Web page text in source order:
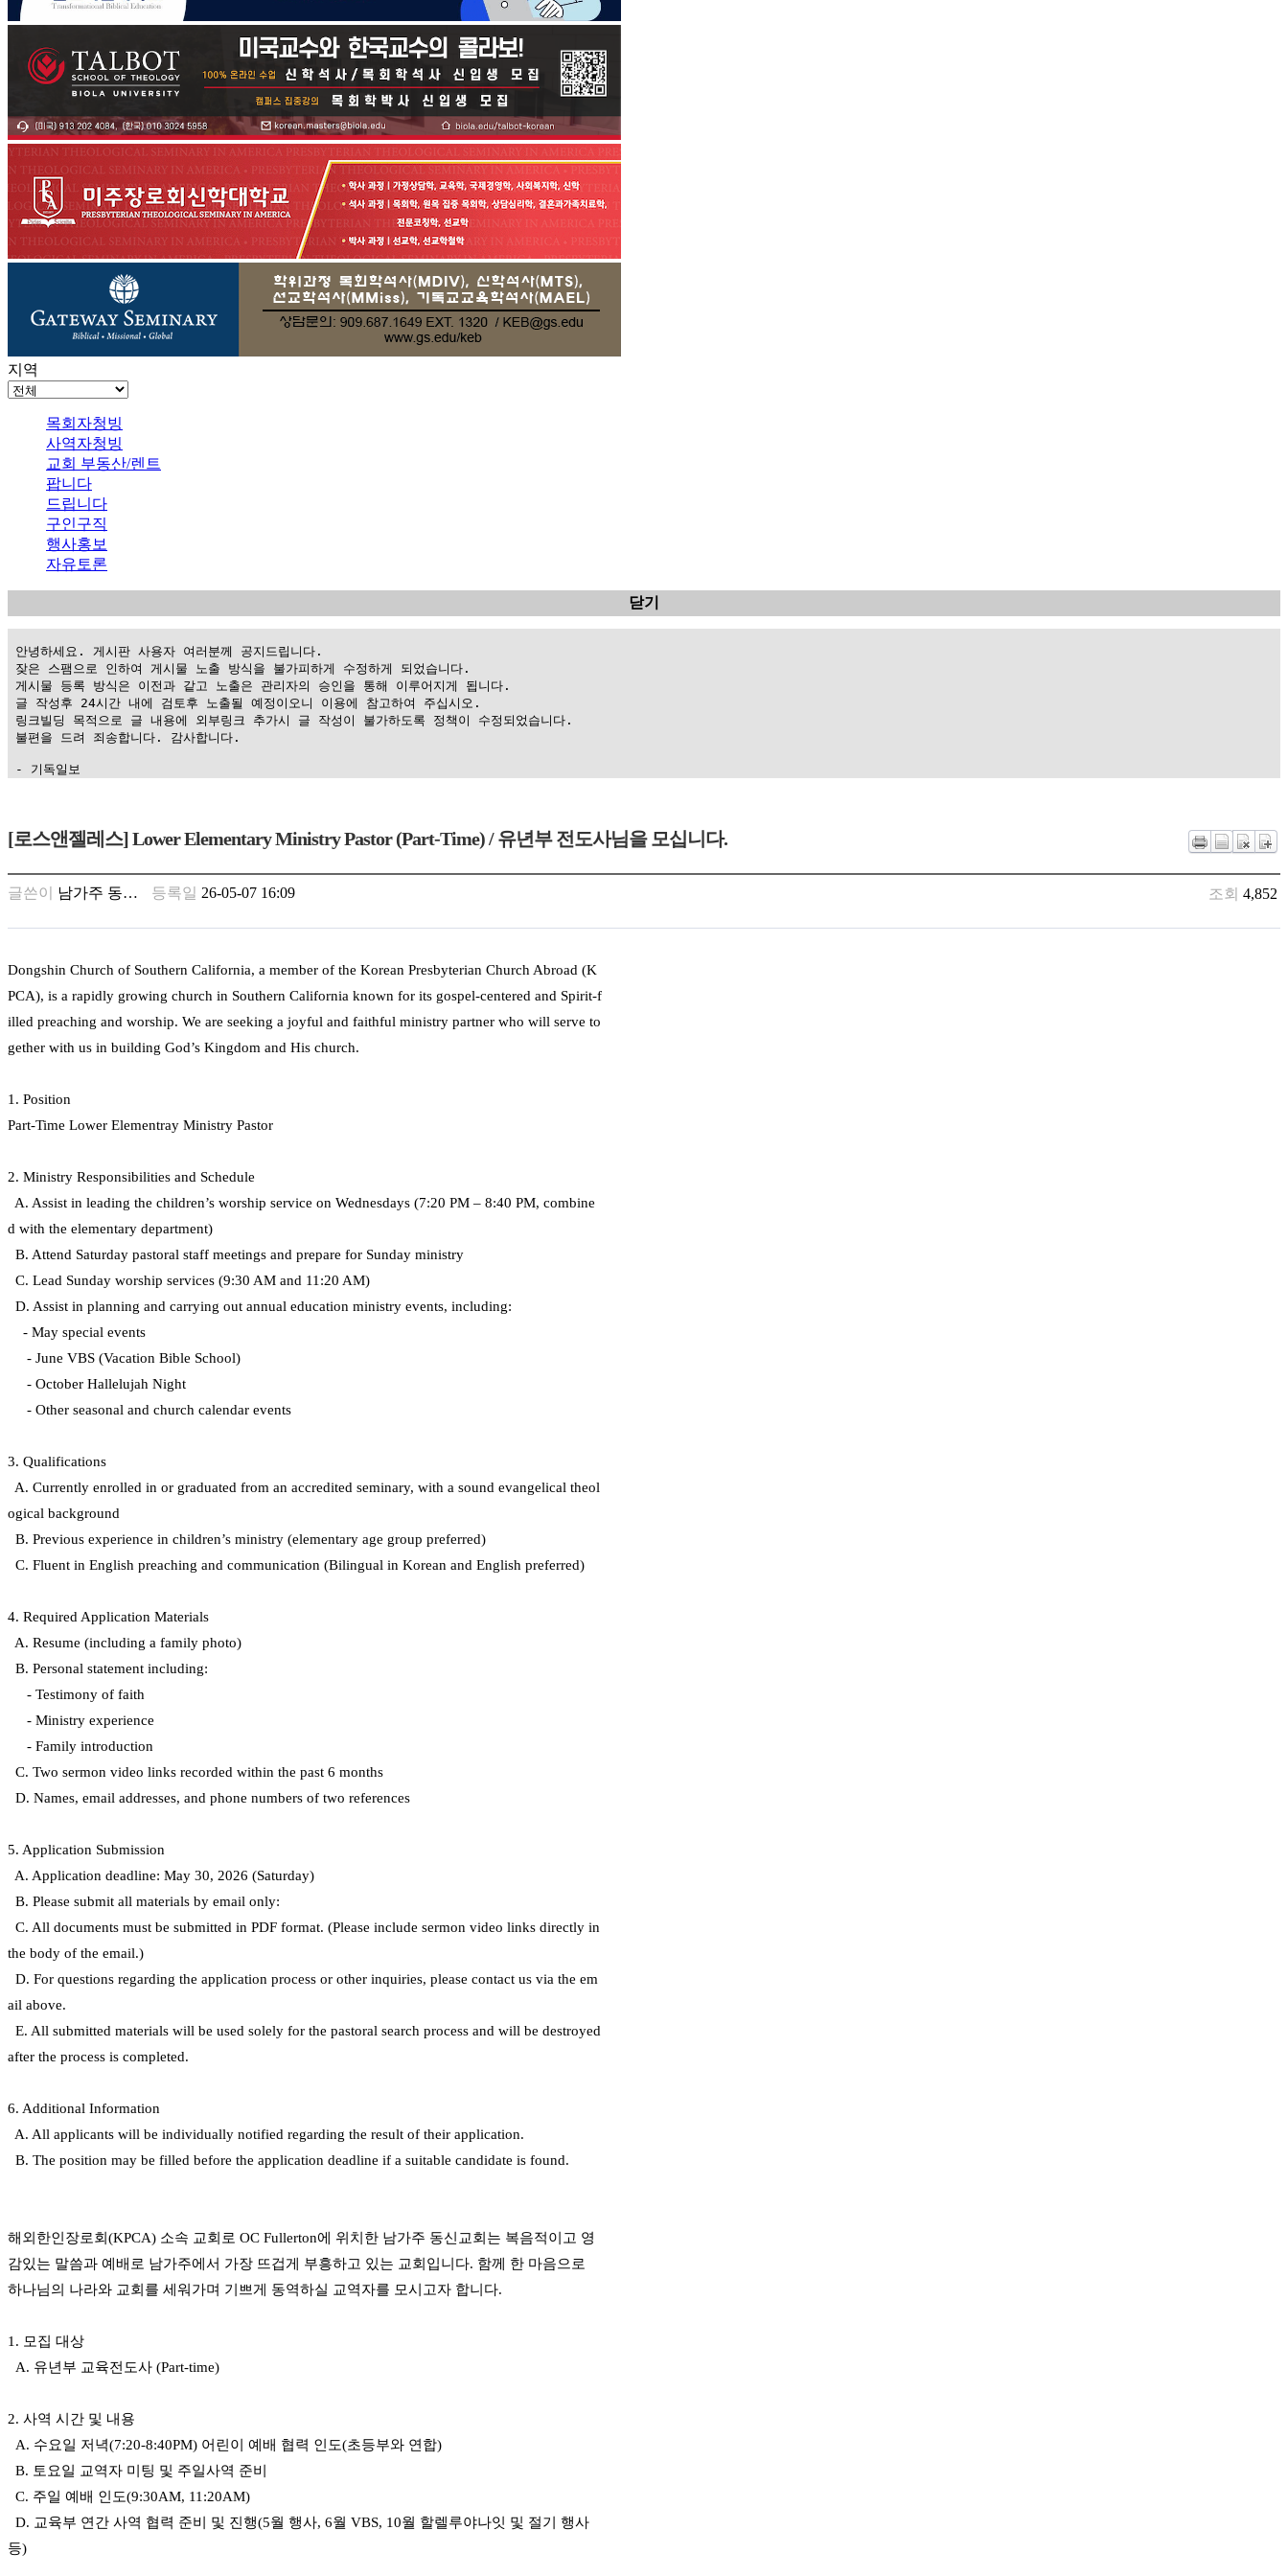
지역
목회자청빙
사역자청빙
교회 부동산/렌트
팝니다
드립니다
구인구직
행사홍보
자유토론
닫기
안녕하세요. 게시판 사용자 여러분께 공지드립니다.
잦은 스팸으로 인하여 게시물 노출 방식을 불가피하게 수정하게 되었습니다.
게시물 등록 방식은 이전과 같고 노출은 관리자의 승인을 통해 이루어지게 됩니다.
글 작성후 24시간 내에 검토후 노출될 예정이오니 이용에 참고하여 주십시오.
링크빌딩 목적으로 글 내용에 외부링크 추가시 글 작성이 불가하도록 정책이 수정되었습니다.
불편을 드려 죄송합니다. 감사합니다.
- 기독일보
만
찾
기
밍
키
넷
minky
합
장
안
브
약
국
아
탑-
릴
리
지
발
기
부
중
코
아
뉴
신
규
노
사
트
료
만
시
알
리
기
가
기
부
진
비
아
탑-
[로스앤젤레스] Lower Elementary Ministry Pastor (Part-Time) / 유년부 전도사님을 모십니다.
글쓴이 남가주 동… 등록일 26-05-07 16:09 조회 4,852
Dongshin Church of Southern California, a member of the Korean Presbyterian Church Abroad (K
PCA), is a rapidly growing church in Southern California known for its gospel-centered and Spirit-f
illed preaching and worship. We are seeking a joyful and faithful ministry partner who will serve to
gether with us in building God’s Kingdom and His church.
1. Position
Part-Time Lower Elementray Ministry Pastor
2. Ministry Responsibilities and Schedule
A. Assist in leading the children’s worship service on Wednesdays (7:20 PM – 8:40 PM, combine
d with the elementary department)
B. Attend Saturday pastoral staff meetings and prepare for Sunday ministry
C. Lead Sunday worship services (9:30 AM and 11:20 AM)
D. Assist in planning and carrying out annual education ministry events, including:
- May special events
- June VBS (Vacation Bible School)
- October Hallelujah Night
- Other seasonal and church calendar events
3. Qualifications
A. Currently enrolled in or graduated from an accredited seminary, with a sound evangelical theol
ogical background
B. Previous experience in children’s ministry (elementary age group preferred)
C. Fluent in English preaching and communication (Bilingual in Korean and English preferred)
4. Required Application Materials
A. Resume (including a family photo)
B. Personal statement including:
- Testimony of faith
- Ministry experience
- Family introduction
C. Two sermon video links recorded within the past 6 months
D. Names, email addresses, and phone numbers of two references
5. Application Submission
A. Application deadline: May 30, 2026 (Saturday)
B. Please submit all materials by email only:
C. All documents must be submitted in PDF format. (Please include sermon video links directly in
the body of the email.)
D. For questions regarding the application process or other inquiries, please contact us via the em
ail above.
E. All submitted materials will be used solely for the pastoral search process and will be destroyed
after the process is completed.
6. Additional Information
A. All applicants will be individually notified regarding the result of their application.
B. The position may be filled before the application deadline if a suitable candidate is found.
해외한인장로회(KPCA) 소속 교회로 OC Fullerton에 위치한 남가주 동신교회는 복음적이고 영
감있는 말씀과 예배로 남가주에서 가장 뜨겁게 부흥하고 있는 교회입니다. 함께 한 마음으로
하나님의 나라와 교회를 세워가며 기쁘게 동역하실 교역자를 모시고자 합니다.
1. 모집 대상
A. 유년부 교육전도사 (Part-time)
2. 사역 시간 및 내용
A. 수요일 저녁(7:20-8:40PM) 어린이 예배 협력 인도(초등부와 연합)
B. 토요일 교역자 미팅 및 주일사역 준비
C. 주일 예배 인도(9:30AM, 11:20AM)
D. 교육부 연간 사역 협력 준비 및 진행(5월 행사, 6월 VBS, 10월 할렐루야나잇 및 절기 행사
등)